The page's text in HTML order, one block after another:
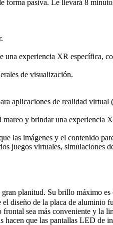
forma pasiva. Le llevará 8
experiencia XR específica,
de visualización.
aplicaciones de realidad
y brindar una experiencia
las imágenes y el contenido
juegos virtuales, simulaciones
planitud. Su brillo máximo
diseño de la placa de aluminio
sea más conveniente y la
que las pantallas LED de